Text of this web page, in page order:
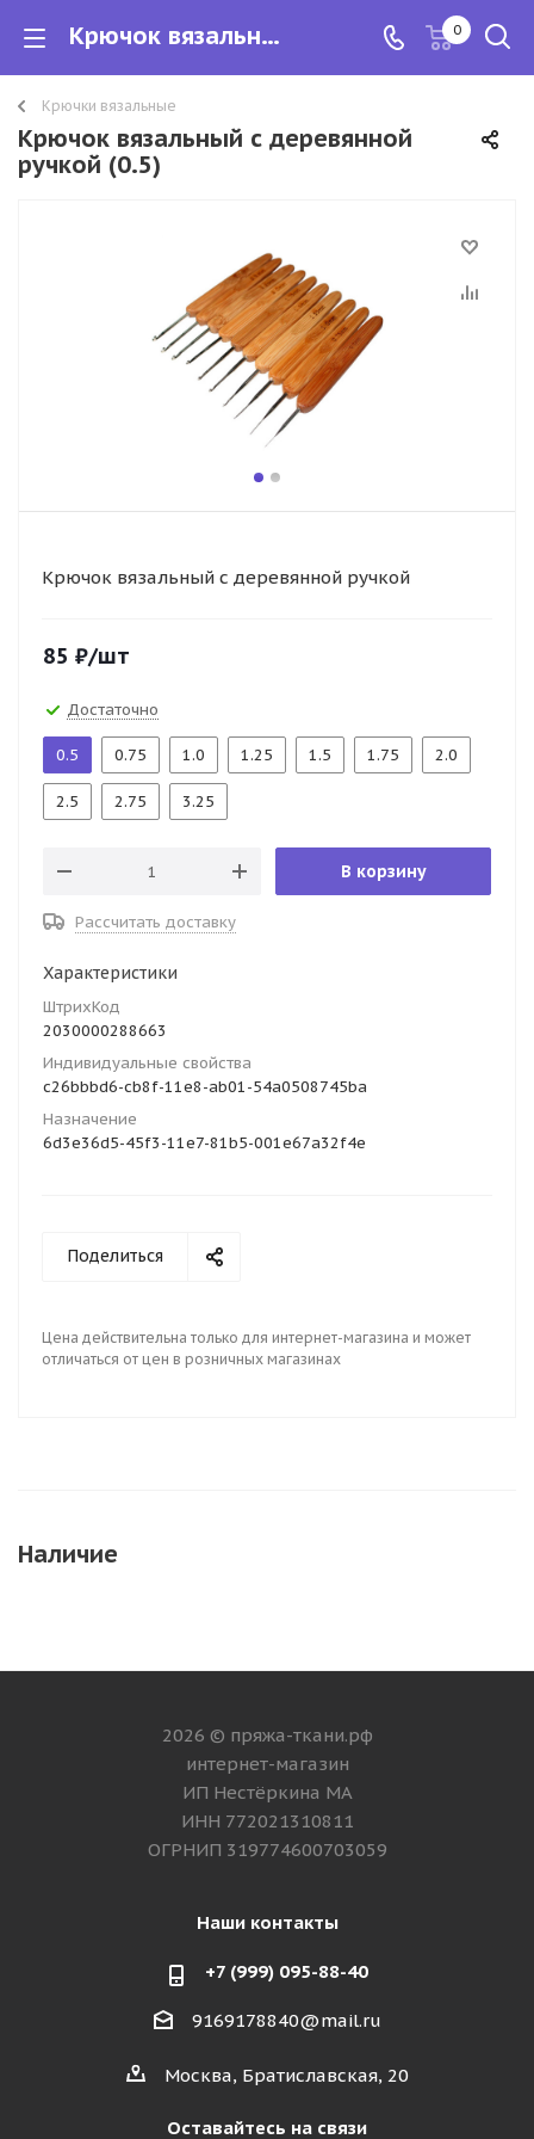
Крючок вязальный с деревянной ручкой 0
Крючки вязальные
Крючок вязальный с деревянной
ручкой (0.5)
Крючок вязальный с деревянной ручкой
85 ₽/шт
Достаточно
0.5 0.75 1.0 1.25 1.5 1.75 2.0
2.5 2.75 3.25
В корзину
Рассчитать доставку
Характеристики
ШтрихКод
2030000288663
Индивидуальные свойства
c26bbbd6-cb8f-11e8-ab01-54a0508745ba
Назначение
6d3e36d5-45f3-11e7-81b5-001e67a32f4e
Поделиться
Цена действительна только для интернет-магазина и может
отличаться от цен в розничных магазинах
Наличие
2026 © пряжа-ткани.рф
интернет-магазин
ИП Нестёркина МА
ИНН 772021310811
ОГРНИП 319774600703059
Наши контакты
+7 (999) 095-88-40
9169178840@mail.ru
Москва, Братиславская, 20
Оставайтесь на связи